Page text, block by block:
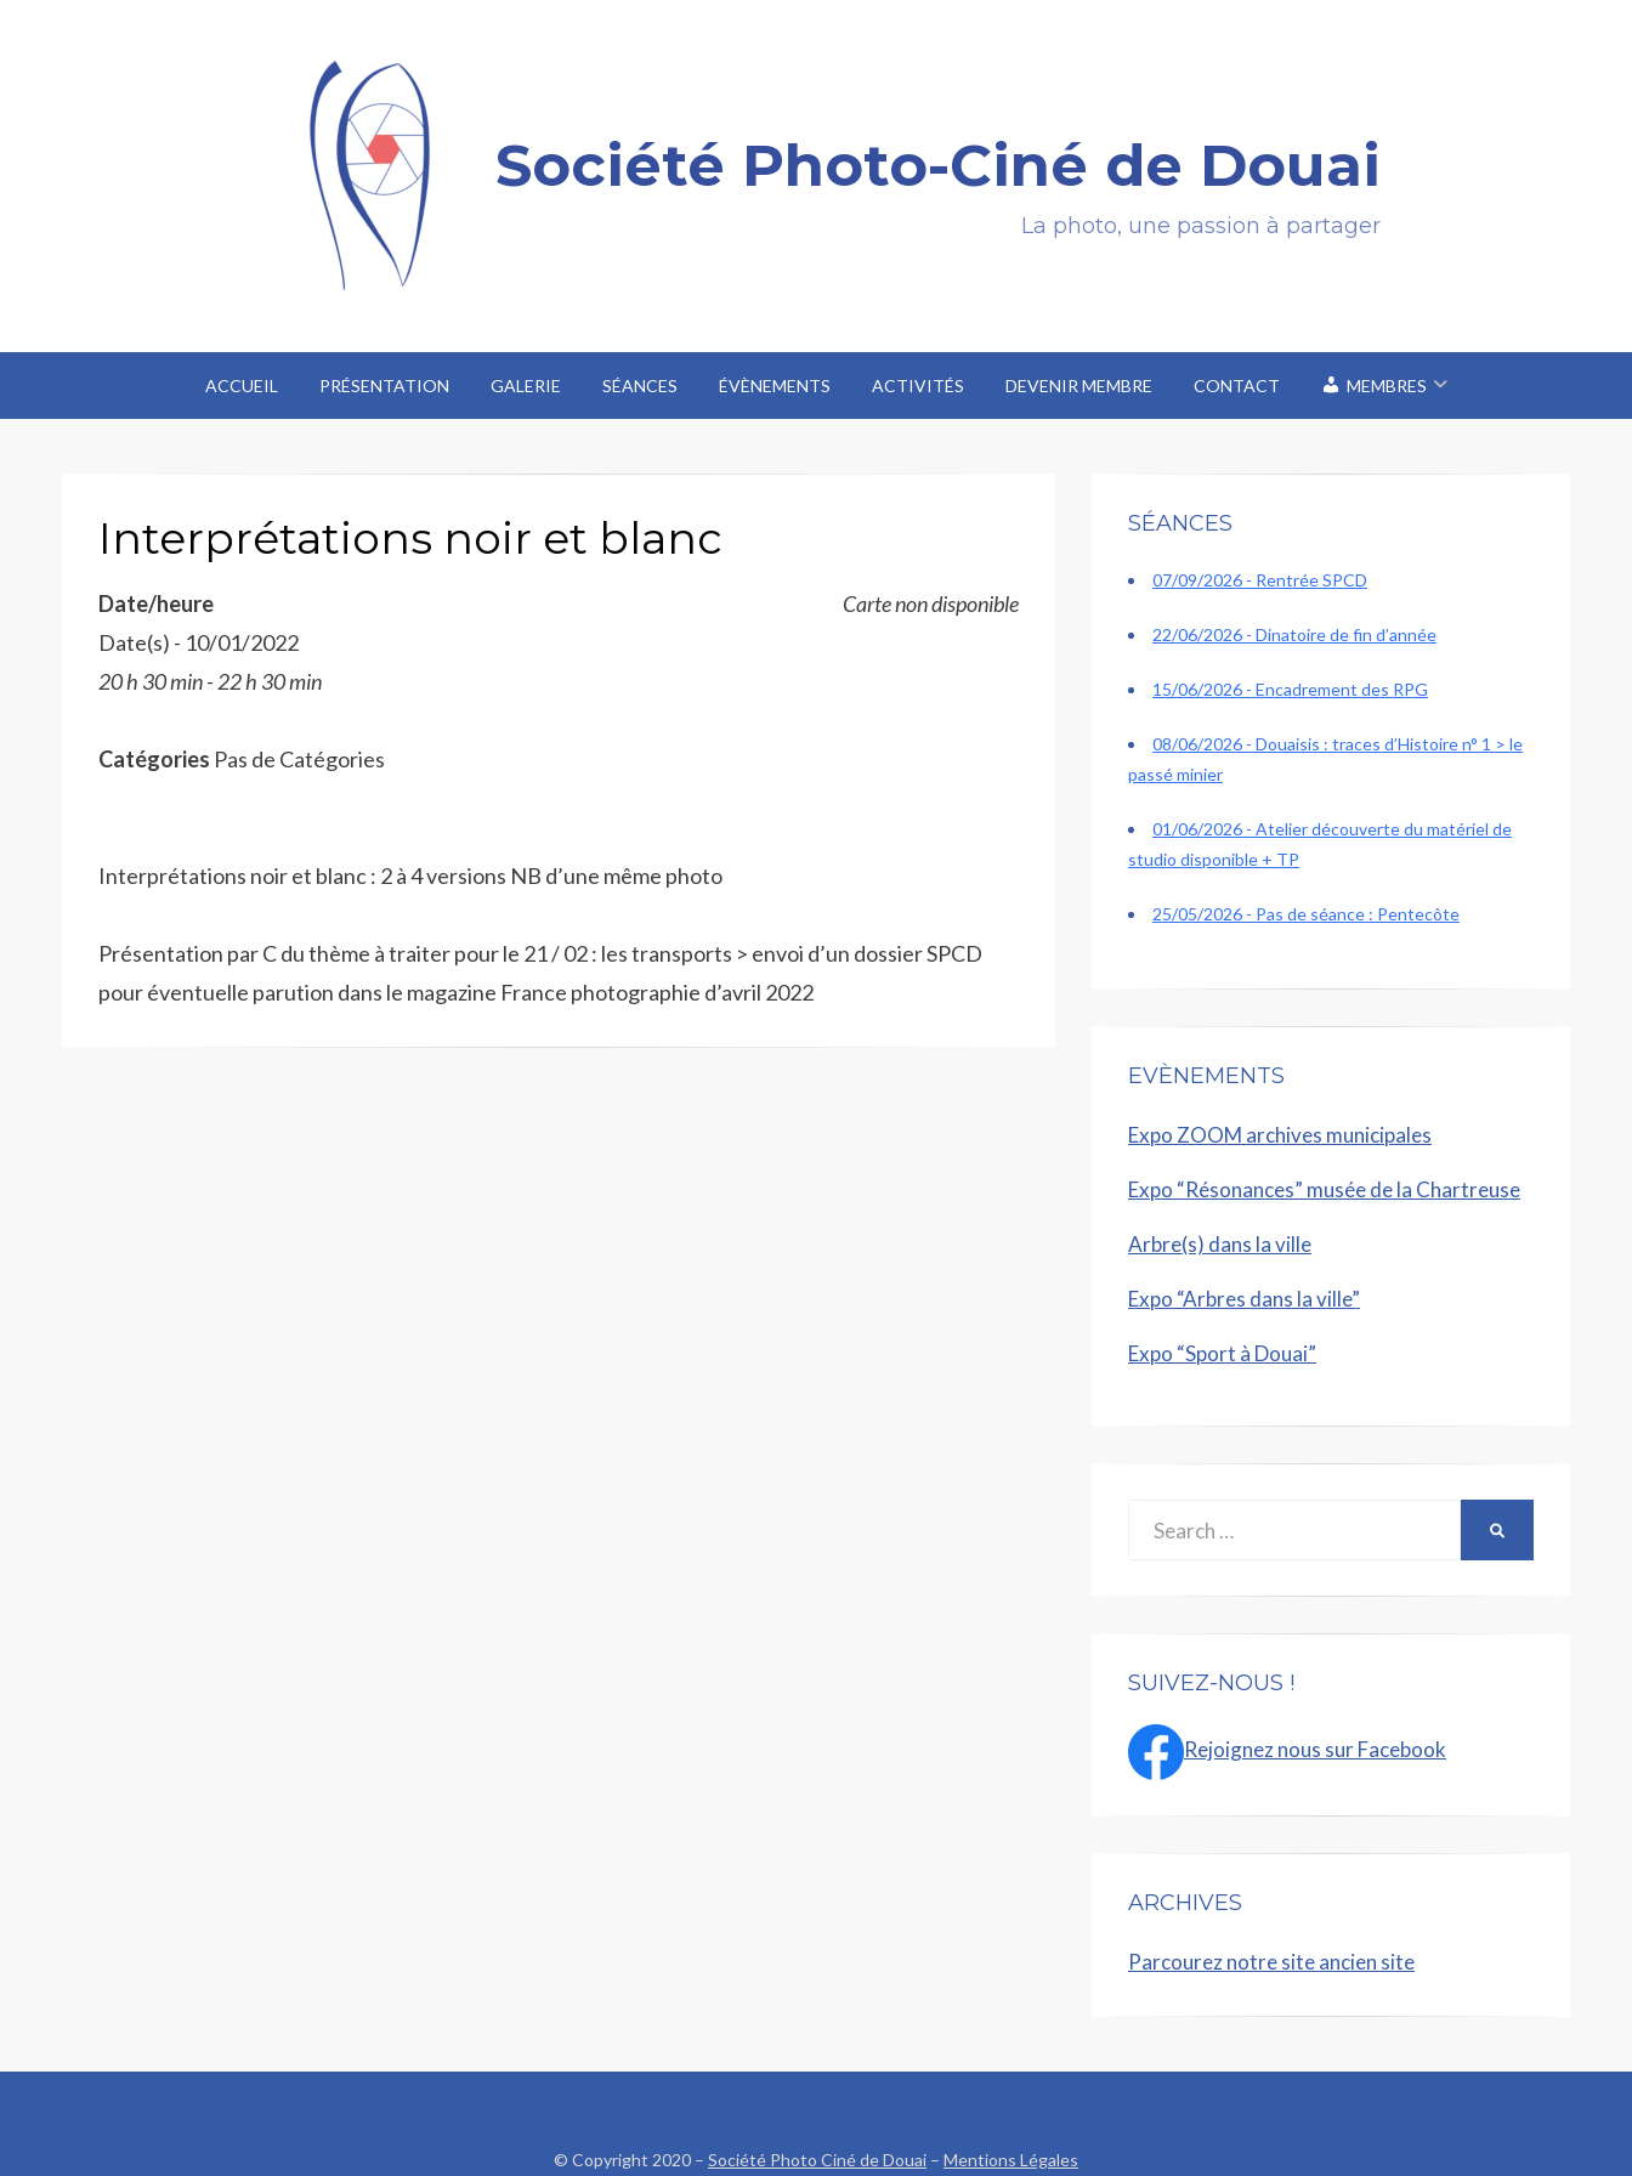
Société Photo-Ciné de Douai
La photo, une passion à partager
ACCUEIL PRÉSENTATION GALERIE SÉANCES ÉVÈNEMENTS ACTIVITÉS DEVENIR MEMBRE CONTACT MEMBRES
Interprétations noir et blanc
Carte non disponible
Date/heure
Date(s) - 10/01/2022
20 h 30 min - 22 h 30 min
Catégories Pas de Catégories
Interprétations noir et blanc : 2 à 4 versions NB d’une même photo
Présentation par C du thème à traiter pour le 21 / 02 : les transports > envoi d’un dossier SPCD
pour éventuelle parution dans le magazine France photographie d’avril 2022
SÉANCES
07/09/2026 - Rentrée SPCD
22/06/2026 - Dinatoire de fin d’année
15/06/2026 - Encadrement des RPG
08/06/2026 - Douaisis : traces d’Histoire n° 1 > le
passé minier
01/06/2026 - Atelier découverte du matériel de
studio disponible + TP
25/05/2026 - Pas de séance : Pentecôte
EVÈNEMENTS
Expo ZOOM archives municipales
Expo “Résonances” musée de la Chartreuse
Arbre(s) dans la ville
Expo “Arbres dans la ville”
Expo “Sport à Douai”
SUIVEZ-NOUS !
Rejoignez nous sur Facebook
ARCHIVES
Parcourez notre site ancien site
© Copyright 2020 – Société Photo Ciné de Douai – Mentions Légales